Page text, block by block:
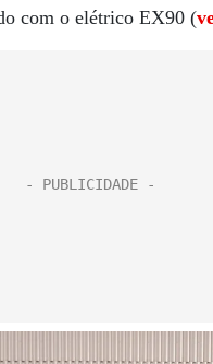
com o elétrico EX90 (